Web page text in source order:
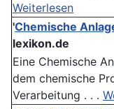
Weiterlesen
'Chemische
lexikon.de
Eine Chemische
dem chemische
Verarbeitung . . .